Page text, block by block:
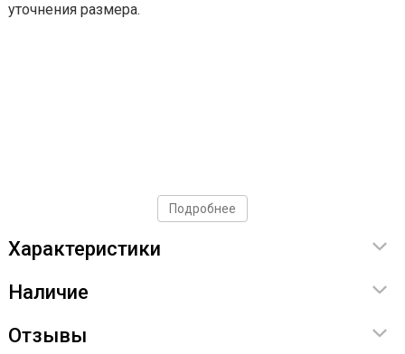
уточнения размера.
Подробнее
Характеристики
Наличие
Отзывы